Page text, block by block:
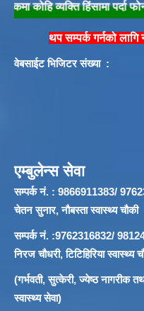
व्यक्ति हिंसामा पर्दा फोन
थप सम्पर्क गर्नको
वेबसाईट भिजिटर संख्या :
एम्बुलेन्स सेवा
सम्पर्क नं. : 9866911383/
चेतन सुनार, नौबस्ता स्वास्थ्य चौकी
सम्पर्क नं. :9762316832/
निरज चौधरी, टिटिहिरिया स्वास्थ्य
(गर्भवती, सुत्केरी, ज्येष्ठ नागरीक
स्वास्थ्य सेवा)